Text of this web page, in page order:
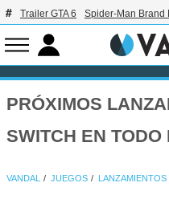
Trailer GTA 6 Spider-Man Brand
PRÓXIMOS
SWITCH EN TODO
VANDAL JUEGOS LANZAMIENTOS